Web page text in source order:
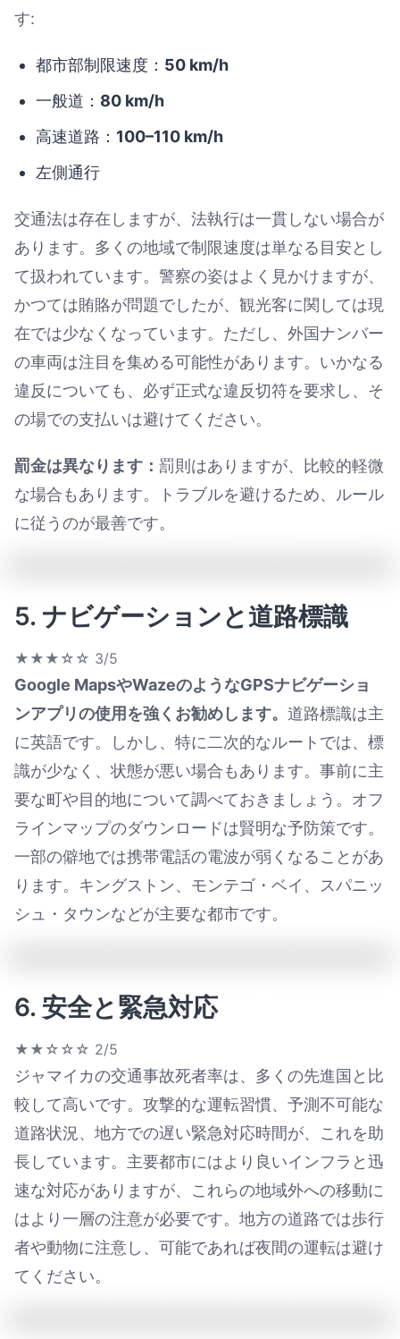
す:
都市部制限速度： 50 km/h
一般道： 80 km/h
高速道路： 100–110 km/h
左側通行
交通法は存在しますが、法執行は一貫しない場合が
あります。多くの地域で制限速度は単なる目安とし
て扱われています。警察の姿はよく見かけますが、
かつては賄賂が問題でしたが、観光客に関しては現
在では少なくなっています。ただし、外国ナンバー
の車両は注目を集める可能性があります。いかなる
違反についても、必ず正式な違反切符を要求し、そ
の場での支払いは避けてください。
罰金は異なります： 罰則はありますが、比較的軽微
な場合もあります。トラブルを避けるため、ルール
に従うのが最善です。
5. ナビゲーションと道路標識
★★★☆☆ 3/5
Google MapsやWazeのようなGPSナビゲーショ
ンアプリの使用を強くお勧めします。 道路標識は主
に英語です。しかし、特に二次的なルートでは、標
識が少なく、状態が悪い場合もあります。事前に主
要な町や目的地について調べておきましょう。オフ
ラインマップのダウンロードは賢明な予防策です。
一部の僻地では携帯電話の電波が弱くなることがあ
ります。キングストン、モンテゴ・ベイ、スパニッ
シュ・タウンなどが主要な都市です。
6. 安全と緊急対応
★★☆☆☆ 2/5
ジャマイカの交通事故死者率は、多くの先進国と比
較して高いです。攻撃的な運転習慣、予測不可能な
道路状況、地方での遅い緊急対応時間が、これを助
長しています。主要都市にはより良いインフラと迅
速な対応がありますが、これらの地域外への移動に
はより一層の注意が必要です。地方の道路では歩行
者や動物に注意し、可能であれば夜間の運転は避け
てください。